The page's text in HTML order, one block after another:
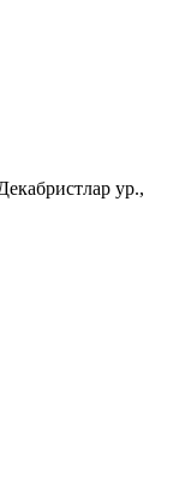
ур.,